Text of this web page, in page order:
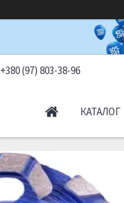
+380 (97) 803-38-96
КАТАЛОГ